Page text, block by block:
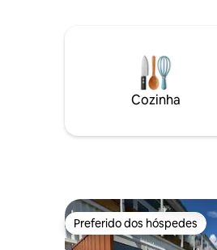
Cozinha
Preferido dos hóspedes
Preferido dos hóspedes